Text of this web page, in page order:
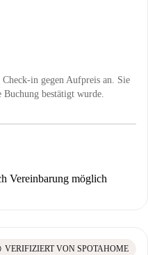
in gegen Aufpreis an. Sie
Buchung bestätigt wurde.
Vereinbarung möglich
VERIFIZIERT VON SPOTAHOME